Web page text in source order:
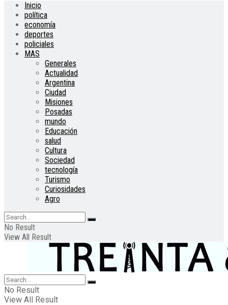
Inicio
política
economía
deportes
policiales
MAS
Generales
Actualidad
Argentina
Ciudad
Misiones
Posadas
mundo
Educación
salud
Cultura
Sociedad
tecnología
Turismo
Curiosidades
Agro
No Result
View All Result
No Result
View All Result